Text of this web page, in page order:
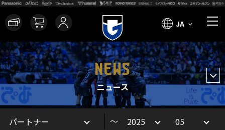
JA
NEWS
ニュース
～